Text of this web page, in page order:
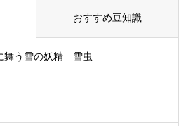
おすすめ豆知識
舞う雪の妖精 雪虫